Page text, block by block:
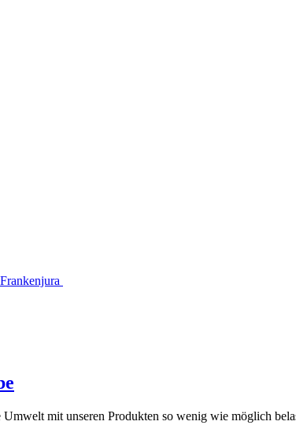
mit unseren Produkten so wenig wie möglich